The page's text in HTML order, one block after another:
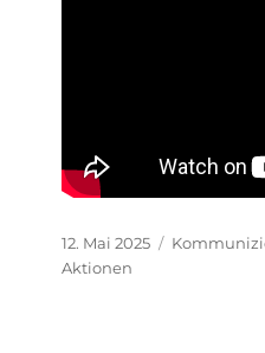
Veröffentlicht
am
12. Mai 2025 Kategorien
Aktionen